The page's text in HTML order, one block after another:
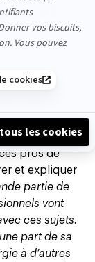
et
important
humaine ou
ou encore de
pros de
et expliquer
partie de
vont
ces sujets.
part de sa
à d’autres